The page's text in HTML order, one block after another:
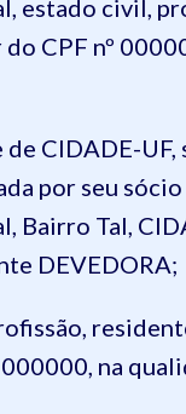
estado civil,
CPF nº
CIDADE-
por seu
Bairro Tal,
DEVEDORA;
na